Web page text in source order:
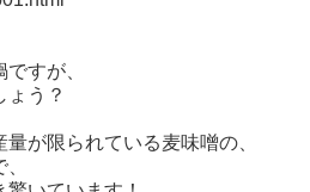
すが、
ょう？
が限られている麦味噌の、